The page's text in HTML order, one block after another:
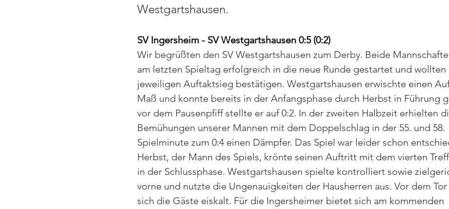
Westgartshausen.
SV Ingersheim - SV Westgartshausen 0:5 (0:2)
Wir begrüßten den SV Westgartshausen zum Derby. Beide
am letzten Spieltag erfolgreich in die neue Runde gestartet und wollten
jeweiligen Auftaktsieg bestätigen. Westgartshausen erwischte einen
Maß und konnte bereits in der Anfangsphase durch Herbst in Führung
vor dem Pausenpfiff stellte er auf 0:2. In der zweiten Halbzeit erhielten
Bemühungen unserer Mannen mit dem Doppelschlag in der 55. und 58.
Spielminute zum 0:4 einen Dämpfer. Das Spiel war leider schon
Herbst, der Mann des Spiels, krönte seinen Auftritt mit dem vierten
in der Schlussphase. Westgartshausen spielte kontrolliert sowie
vorne und nutzte die Ungenauigkeiten der Hausherren aus. Vor dem
sich die Gäste eiskalt. Für die Ingersheimer bietet sich am kommenden